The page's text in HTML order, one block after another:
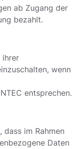
ab Zugang der
bezahlt.
ihrer
wenn
entsprechen.
im Rahmen
Daten